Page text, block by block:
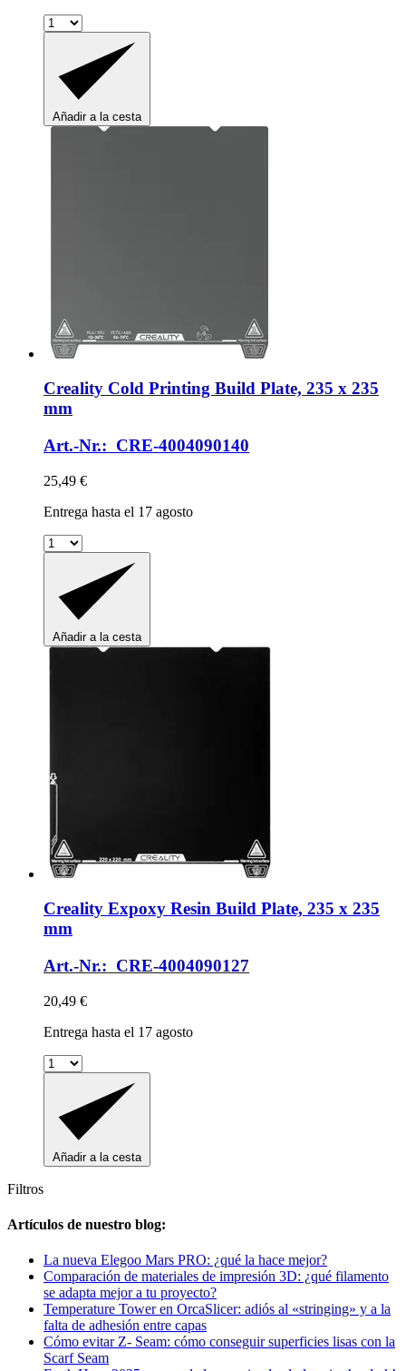
Añadir a la cesta
Creality Cold Printing Build Plate, 235 x 235
mm
Art.-Nr.: CRE-4004090140
25,49 €
Entrega hasta el 17 agosto
Añadir a la cesta
Creality Expoxy Resin Build Plate, 235 x 235
mm
Art.-Nr.: CRE-4004090127
20,49 €
Entrega hasta el 17 agosto
Añadir a la cesta
Filtros
Artículos de nuestro blog:
La nueva Elegoo Mars PRO: ¿qué la hace mejor?
Comparación de materiales de impresión 3D: ¿qué filamento
se adapta mejor a tu proyecto?
Temperature Tower en OrcaSlicer: adiós al «stringing» y a la
falta de adhesión entre capas
Cómo evitar Z- Seam: cómo conseguir superficies lisas con la
Scarf Seam